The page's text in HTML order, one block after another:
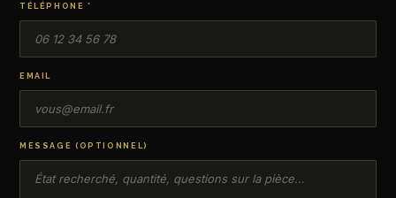
TÉLÉPHONE *
EMAIL
MESSAGE (OPTIONNEL)